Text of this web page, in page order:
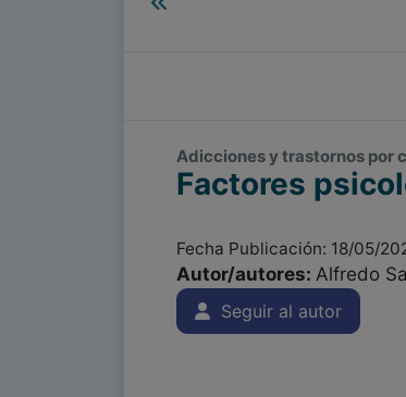
Adicciones y trastornos por
Factores
Fecha Publicación: 18/05/
Autor/autores: Alfredo
Seguir al autor